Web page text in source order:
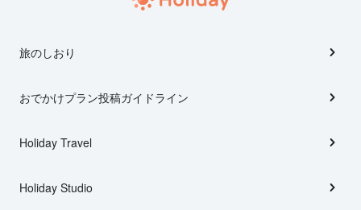
旅のしおり
おでかけプラン投稿ガイドライン
Holiday Travel
Holiday Studio